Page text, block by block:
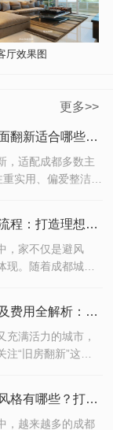
厅效果图
更多>>
现代简约风格的墙面翻新适合哪些成都家庭？
，适配成都多数主
实用、偏爱整洁、
成都旧房翻新工艺流程：打造理想家居的完美之选
，家不仅是避风
现。随着成都城市
一套科学、高效的
，将是开启理想生
成都旧房翻新流程及费用全解析：打造理想家居的高效指南
充满活力的城市，
“旧房翻新”这一
环境的重要选择。
翻新的完整流程？
成都旧房翻新装修风格有哪些？打造你的理想生活空间！
，越来越多的成都